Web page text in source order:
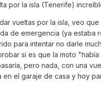
por la isla (Tenerife)
vueltas por la isla, veo
de emergencia (ya estaba
para intentar no darle
si es que la moto
pero nada, con una
en el garaje de casa y hoy